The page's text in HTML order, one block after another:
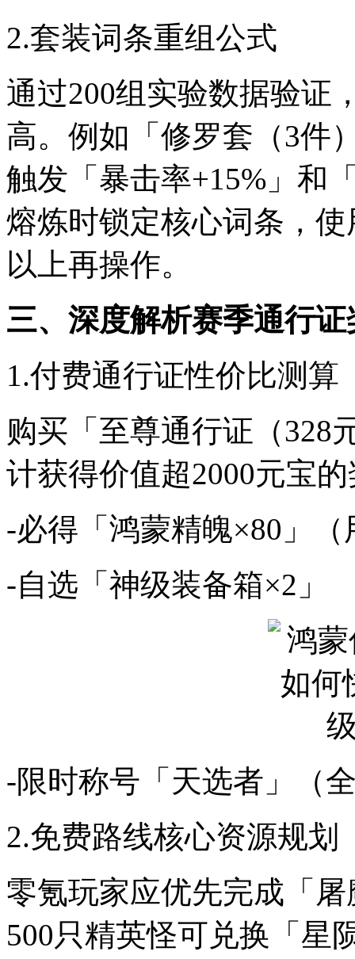
2.套装词条重组公式
通过200组实验数据验证
高。例如「修罗套（3件
触发「暴击率+15%」和
熔炼时锁定核心词条，
以上再操作。
三、深度解析赛季通行
1.付费通行证性价比测算
购买「至尊通行证（328
计获得价值超2000元宝
-必得「鸿蒙精魄×80」
-自选「神级装备箱×2」
-限时称号「天选者」（
2.免费路线核心资源规划
零氪玩家应优先完成「
500只精英怪可兑换「星